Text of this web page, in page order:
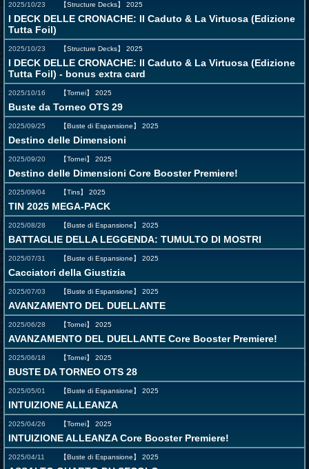
2025/10/23 【Structure Decks】 2025
I DECK DELLE CRONACHE: Il Caduto & La Virtuosa (Edizione
Tutta Foil)
2025/10/23 【Structure Decks】 2025
I DECK DELLE CRONACHE: Il Caduto & La Virtuosa (Edizione
Tutta Foil) - bonus extra card
2025/10/16 【Tornei】 2025
Buste da Torneo OTS 29
2025/09/25 【Buste di Espansione】 2025
Destino delle Dimensioni
2025/09/20 【Tornei】 2025
Destino delle Dimensioni Core Booster Premiere!
2025/09/04 【Tins】 2025
TIN 2025 MEGA-PACK
2025/08/28 【Buste di Espansione】 2025
BATTAGLIE DELLA LEGGENDA: TUMULTO DI MOSTRI
2025/07/31 【Buste di Espansione】 2025
Cacciatori della Giustizia
2025/07/03 【Buste di Espansione】 2025
AVANZAMENTO DEL DUELLANTE
2025/06/28 【Tornei】 2025
AVANZAMENTO DEL DUELLANTE Core Booster Premiere!
2025/06/18 【Tornei】 2025
BUSTE DA TORNEO OTS 28
2025/05/01 【Buste di Espansione】 2025
INTUIZIONE ALLEANZA
2025/04/26 【Tornei】 2025
INTUIZIONE ALLEANZA Core Booster Premiere!
2025/04/11 【Buste di Espansione】 2025